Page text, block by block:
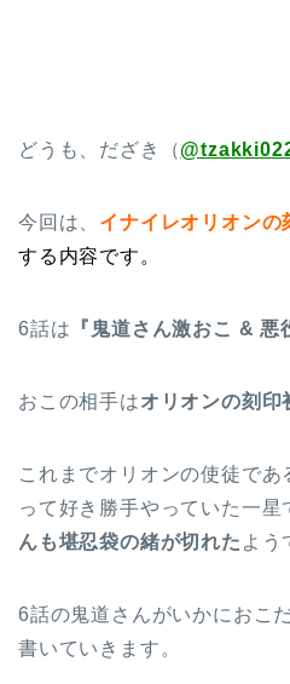
どうも、だざき（
今回は、 イナイレオリオン
する内容です。
6話は 『鬼道さん激おこ & 悪
おこの相手はオリオンの刻印
これまでオリオンの使徒であ
って好き勝手やっていた一星
んも堪忍袋の緒が切れた よう
6話の鬼道さんがいかにおこ
書いていきます。